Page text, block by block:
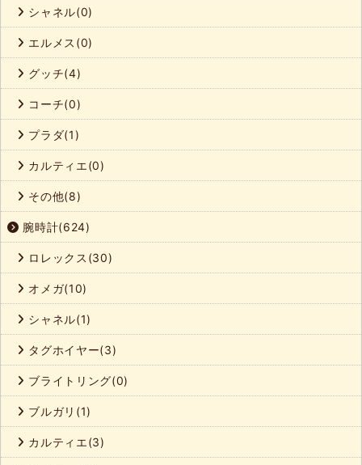
シャネル(0)
エルメス(0)
グッチ(4)
コーチ(0)
プラダ(1)
カルティエ(0)
その他(8)
腕時計(624)
ロレックス(30)
オメガ(10)
シャネル(1)
タグホイヤー(3)
ブライトリング(0)
ブルガリ(1)
カルティエ(3)